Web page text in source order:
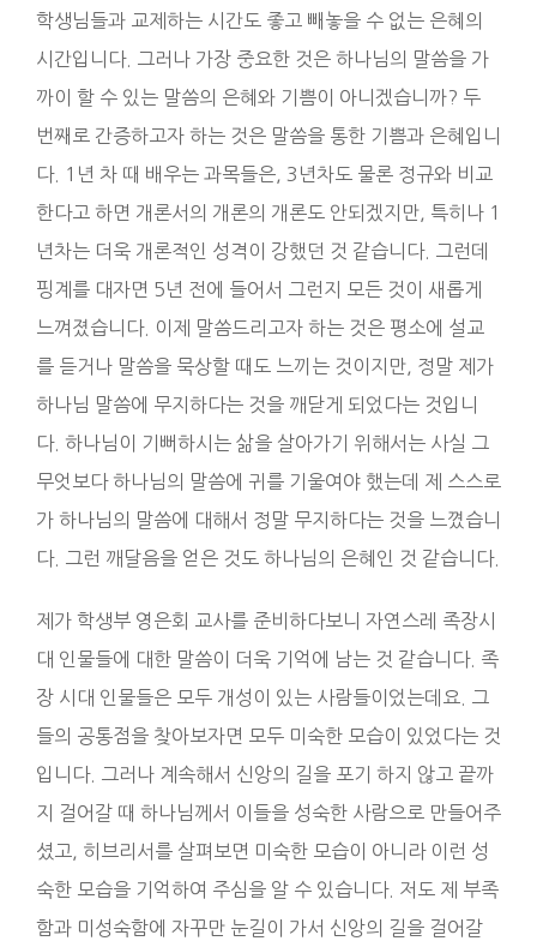
학생님들과 교제하는 시간도 좋고 빼놓을 수 없는 은혜의
시간입니다. 그러나 가장 중요한 것은 하나님의 말씀을 가
까이 할 수 있는 말씀의 은혜와 기쁨이 아니겠습니까? 두
번째로 간증하고자 하는 것은 말씀을 통한 기쁨과 은혜입니
다. 1년 차 때 배우는 과목들은, 3년차도 물론 정규와 비교
한다고 하면 개론서의 개론의 개론도 안되겠지만, 특히나 1
년차는 더욱 개론적인 성격이 강했던 것 같습니다. 그런데
핑계를 대자면 5년 전에 들어서 그런지 모든 것이 새롭게
느껴졌습니다. 이제 말씀드리고자 하는 것은 평소에 설교
를 듣거나 말씀을 묵상할 때도 느끼는 것이지만, 정말 제가
하나님 말씀에 무지하다는 것을 깨닫게 되었다는 것입니
다. 하나님이 기뻐하시는 삶을 살아가기 위해서는 사실 그
무엇보다 하나님의 말씀에 귀를 기울여야 했는데 제 스스로
가 하나님의 말씀에 대해서 정말 무지하다는 것을 느꼈습니
다. 그런 깨달음을 얻은 것도 하나님의 은혜인 것 같습니다.
제가 학생부 영은회 교사를 준비하다보니 자연스레 족장시
대 인물들에 대한 말씀이 더욱 기억에 남는 것 같습니다. 족
장 시대 인물들은 모두 개성이 있는 사람들이었는데요. 그
들의 공통점을 찾아보자면 모두 미숙한 모습이 있었다는 것
입니다. 그러나 계속해서 신앙의 길을 포기 하지 않고 끝까
지 걸어갈 때 하나님께서 이들을 성숙한 사람으로 만들어주
셨고, 히브리서를 살펴보면 미숙한 모습이 아니라 이런 성
숙한 모습을 기억하여 주심을 알 수 있습니다. 저도 제 부족
함과 미성숙함에 자꾸만 눈길이 가서 신앙의 길을 걸어갈